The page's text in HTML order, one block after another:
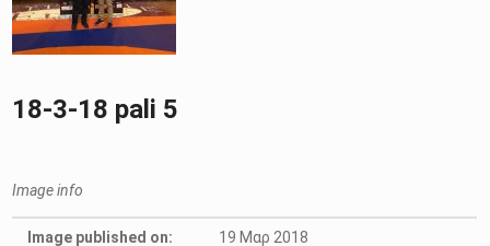
18-3-18 pali 5
Image info
Image published on: 19 Μαρ 2018